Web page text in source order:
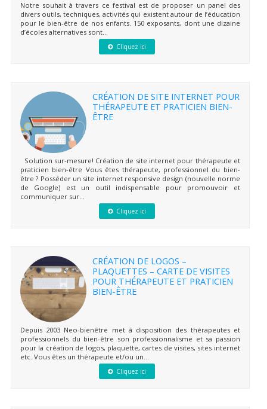
Notre souhait à travers ce festival est de proposer un panel des
divers outils, techniques, activités qui existent autour de l’éducation
pour le bien-être de nos enfants. 150 exposants, dont une dizaine
d’écoles alternatives sont...
Cliquez ici
CRÉATION DE SITE INTERNET POUR
THÉRAPEUTE ET PRATICIEN BIEN-
ÊTRE
Solution sur-mesure! Création de site internet pour thérapeute et
praticien bien-être Vous êtes thérapeute, professionnel du bien-
être ? Posséder un site internet responsive design (nouvelle norme
de Google) est un outil indispensable pour promouvoir et
communiquer sur...
Cliquez ici
CRÉATION DE LOGOS –
PLAQUETTES – CARTE DE VISITES
POUR THÉRAPEUTE ET PRATICIEN
BIEN-ÊTRE
Depuis 2003 Neo-bienêtre met à disposition des thérapeutes et
professionnels du bien-être son professionnalisme et sa passion
pour la création de logos, plaquette, cartes de visites, sites internet
etc. Vous êtes un thérapeute et/ou un...
Cliquez ici